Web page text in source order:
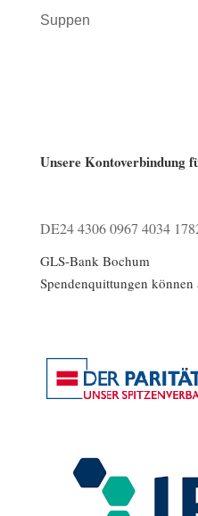
Suppen
Unsere Kontoverbindung
DE24 4306 0967 4034
GLS-Bank Bochum
Spendenquittungen können